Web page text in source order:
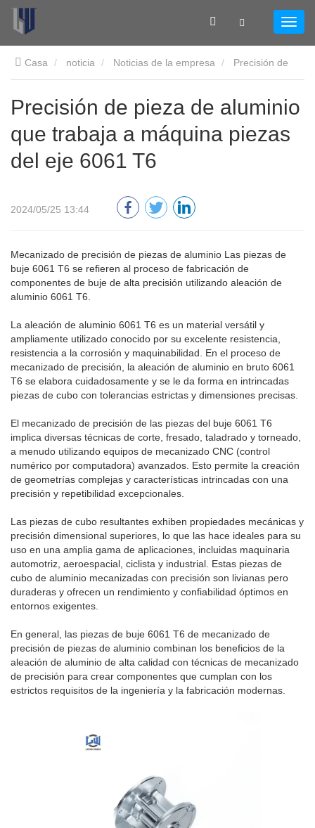
Casa noticia Noticias de la empresa
pieza de aluminio que trabaja a máquina piezas del eje 6061 T6
Precisión de pieza de aluminio
que trabaja a máquina piezas
del eje 6061 T6
2024/05/25 13:44
Mecanizado de precisión de piezas de aluminio Las piezas de
buje 6061 T6 se refieren al proceso de fabricación de
componentes de buje de alta precisión utilizando aleación de
aluminio 6061 T6.
La aleación de aluminio 6061 T6 es un material versátil y
ampliamente utilizado conocido por su excelente resistencia,
resistencia a la corrosión y maquinabilidad. En el proceso de
mecanizado de precisión, la aleación de aluminio en bruto 6061
T6 se elabora cuidadosamente y se le da forma en intrincadas
piezas de cubo con tolerancias estrictas y dimensiones precisas.
El mecanizado de precisión de las piezas del buje 6061 T6
implica diversas técnicas de corte, fresado, taladrado y torneado,
a menudo utilizando equipos de mecanizado CNC (control
numérico por computadora) avanzados. Esto permite la creación
de geometrías complejas y características intrincadas con una
precisión y repetibilidad excepcionales.
Las piezas de cubo resultantes exhiben propiedades mecánicas y
precisión dimensional superiores, lo que las hace ideales para su
uso en una amplia gama de aplicaciones, incluidas maquinaria
automotriz, aeroespacial, ciclista y industrial. Estas piezas de
cubo de aluminio mecanizadas con precisión son livianas pero
duraderas y ofrecen un rendimiento y confiabilidad óptimos en
entornos exigentes.
En general, las piezas de buje 6061 T6 de mecanizado de
precisión de piezas de aluminio combinan los beneficios de la
aleación de aluminio de alta calidad con técnicas de mecanizado
de precisión para crear componentes que cumplan con los
estrictos requisitos de la ingeniería y la fabricación modernas.